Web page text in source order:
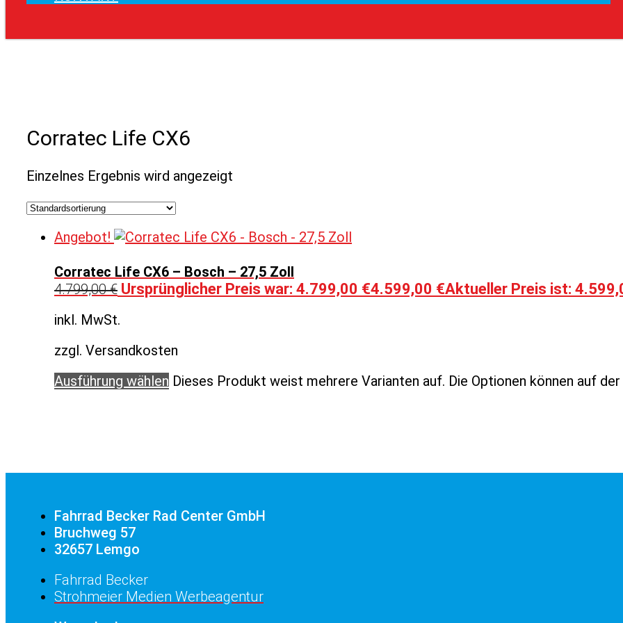
Corratec Life CX6
Einzelnes Ergebnis wird angezeigt
Angebot!
Corratec Life CX6 – Bosch – 27,5 Zoll
4.799,00€ Ursprünglicher Preis war: 4.799,00 €4.599,00 €Aktueller Preis ist:
inkl. MwSt.
zzgl. Versandkosten
Ausführung wählen Dieses Produkt weist mehrere Varianten auf. Die Optionen können auf
Fahrrad Becker Rad Center GmbH
Bruchweg 57
32657 Lemgo
Fahrrad Becker
Strohmeier Medien Werbeagentur